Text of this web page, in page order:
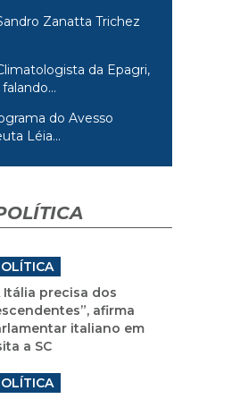
Zanatta Trichez
da Epagri,
do Avesso
Léia...
Itália precisa dos
afirma
italiano em
a SC